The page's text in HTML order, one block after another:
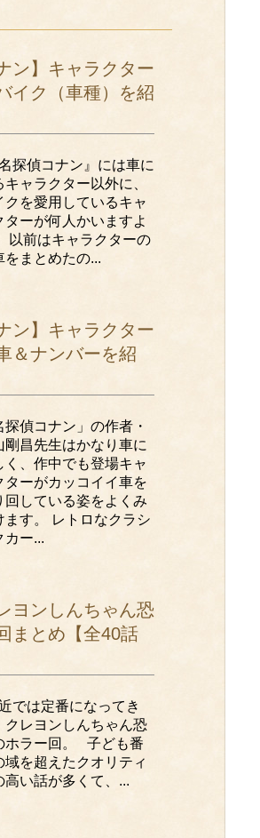
みたいに/ZARD
とつ/B’z
藤和義
ン】キャラクター
イク（車種）を紹
探偵コナン』には車に
キャラクター以外に、
クを愛用しているキャ
ターが何人かいますよ
以前はキャラクターの
をまとめたの...
ン】キャラクター
＆ナンバーを紹
探偵コナン」の作者・
剛昌先生はかなり車に
く、作中でも登場キャ
ターがカッコイイ車を
回している姿をよくみ
ます。 レトロなクラシ
カー...
ヨンしんちゃん恐
まとめ【全40話
では定番になってき
クレヨンしんちゃん恐
ホラー回。 子ども番
域を超えたクオリティ
高い話が多くて、...